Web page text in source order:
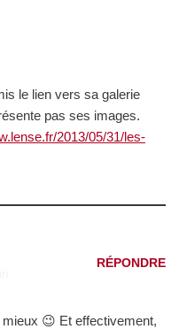
le lien vers sa galerie
pas ses images.
2013/05/31/les-
RÉPONDRE
😉 Et effectivement,